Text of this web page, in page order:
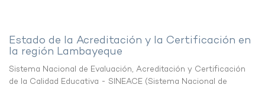
Estado de la Acreditación y la Certificación en
la región Lambayeque
Sistema Nacional de Evaluación, Acreditación y Certificación
de la Calidad Educativa - SINEACE (Sistema Nacional de